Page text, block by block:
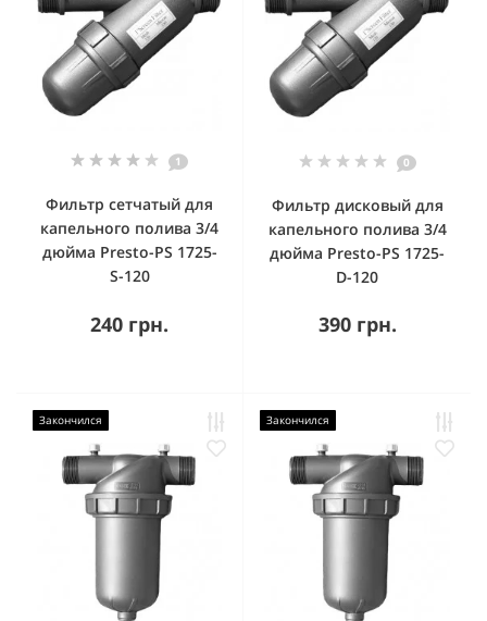
1
Фильтр сетчатый для
капельного полива 3/4
дюйма Presto-PS 1725-
S-120
240 грн.
0
Фильтр дисковый для
капельного полива 3/4
дюйма Presto-PS 1725-
D-120
390 грн.
Закончился Закончился